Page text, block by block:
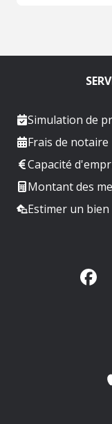
Simulation de
Frais de notaire
Capacité
Montant des
Estimer un bien